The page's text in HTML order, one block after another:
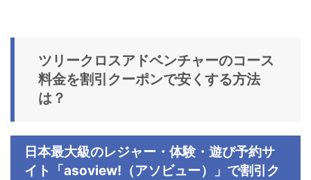
ツリークロスアドベンチャーのコース
料金を割引クーポンで安くする方法
は？
日本最大級のレジャー・体験・遊び予約サ
イト「asoview! （アソビュー）」で割引ク